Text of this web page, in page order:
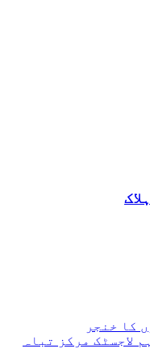
کا خنجر
لاجسٹک مرکز تباہ